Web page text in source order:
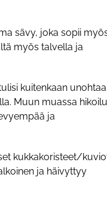
sävy, joka sopii
myös talvella ja
kuitenkaan unohtaa
Muun muassa hikoilu
ja
kukkakoristeet/
ja häivyttyy